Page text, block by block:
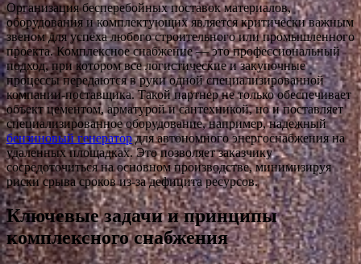
Организация бесперебойных поставок материалов,
оборудования и комплектующих является критически важным
звеном для успеха любого строительного или промышленного
проекта. Комплексное снабжение — это профессиональный
подход, при котором все логистические и закупочные
процессы передаются в руки одной специализированной
компании-поставщика. Такой партнер не только обеспечивает
объект цементом, арматурой и сантехникой, но и поставляет
специализированное оборудование, например, надежный
бензиновый генератордля автономного энергоснабжения на
удаленных площадках. Это позволяет заказчику
сосредоточиться на основном производстве, минимизируя
риски срыва сроков из-за дефицита ресурсов.
Ключевые задачи и принципы
комплексного снабжения